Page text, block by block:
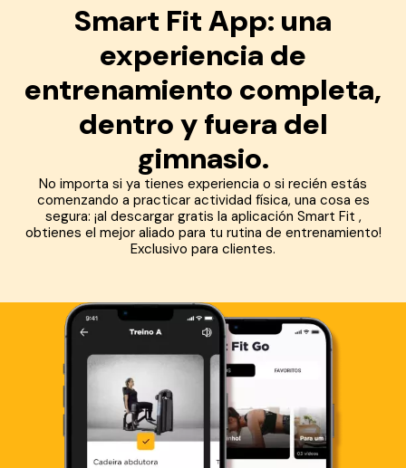
Smart Fit App: una
experiencia de
entrenamiento completa,
dentro y fuera del
gimnasio.
No importa si ya tienes experiencia o si recién estás
comenzando a practicar actividad física, una cosa es
segura: ¡al descargar gratis la aplicación Smart Fit ,
obtienes el mejor aliado para tu rutina de entrenamiento!
Exclusivo para clientes.